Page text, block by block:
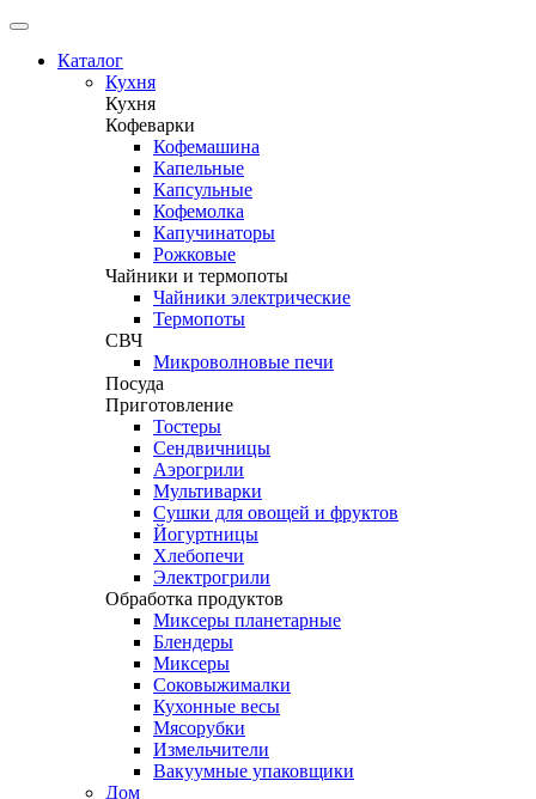
Каталог
Кухня
Кухня
Кофеварки
Кофемашина
Капельные
Капсульные
Кофемолка
Капучинаторы
Рожковые
Чайники и термопоты
Чайники электрические
Термопоты
СВЧ
Микроволновые печи
Посуда
Приготовление
Тостеры
Сендвичницы
Аэрогрили
Мультиварки
Сушки для овощей и фруктов
Йогуртницы
Хлебопечи
Электрогрили
Обработка продуктов
Миксеры планетарные
Блендеры
Миксеры
Соковыжималки
Кухонные весы
Мясорубки
Измельчители
Вакуумные упаковщики
Дом